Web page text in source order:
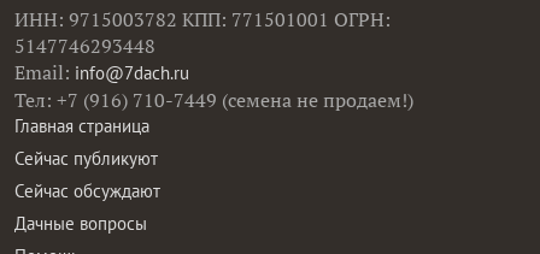
ИНН: 9715003782 КПП: 771501001 ОГРН:
5147746293448
Email: info@7dach.ru
Тел: +7 (916) 710-7449 (семена не продаем!)
Главная страница
Сейчас публикуют
Сейчас обсуждают
Дачные вопросы